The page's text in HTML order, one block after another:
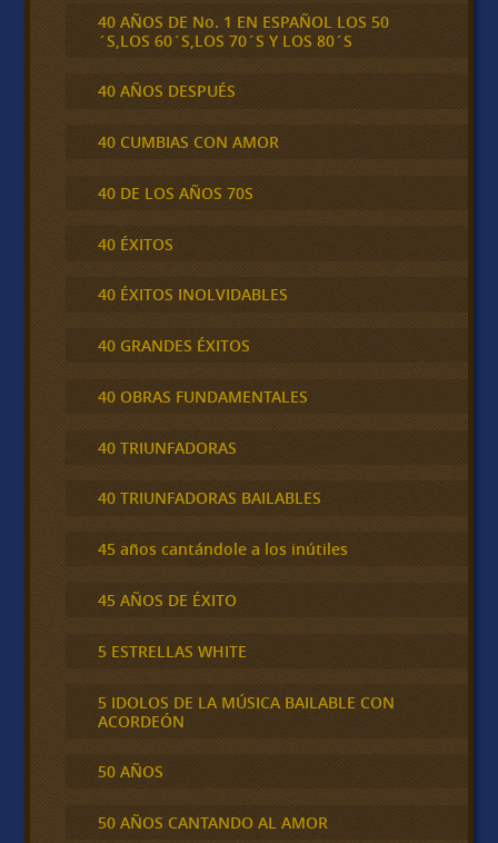
40 AÑOS DE No. 1 EN ESPAÑOL LOS 50
´S,LOS 60´S,LOS 70´S Y LOS 80´S
40 AÑOS DESPUÉS
40 CUMBIAS CON AMOR
40 DE LOS AÑOS 70S
40 ÉXITOS
40 ÉXITOS INOLVIDABLES
40 GRANDES ÉXITOS
40 OBRAS FUNDAMENTALES
40 TRIUNFADORAS
40 TRIUNFADORAS BAILABLES
45 años cantándole a los inútiles
45 AÑOS DE ÉXITO
5 ESTRELLAS WHITE
5 IDOLOS DE LA MÚSICA BAILABLE CON
ACORDEÓN
50 AÑOS
50 AÑOS CANTANDO AL AMOR